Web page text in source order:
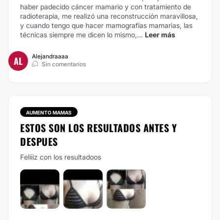
haber padecido cáncer mamario y con tratamiento de
radioterapia, me realizó una reconstrucción maravillosa,
y cuando tengo que hacer mamografías mamarias, las
técnicas siempre me dicen lo mismo,... Leer más
AL
Alejandraaaa
Sin comentarios
AUMENTO MAMAS
ESTOS SON LOS RESULTADOS ANTES Y
DESPUES
Feliiiz con los resultadoos